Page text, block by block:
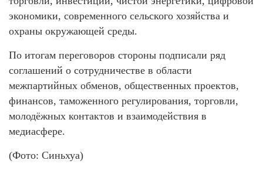
экономики, современного сельского хозяйства и
охраны окружающей среды.
По итогам переговоров стороны подписали ряд
соглашений о сотрудничестве в области
межпартийных обменов, общественных проектов,
финансов, таможенного регулирования, торговли,
молодёжных контактов и взаимодействия в
медиасфере.
(Фото: Синьхуа)